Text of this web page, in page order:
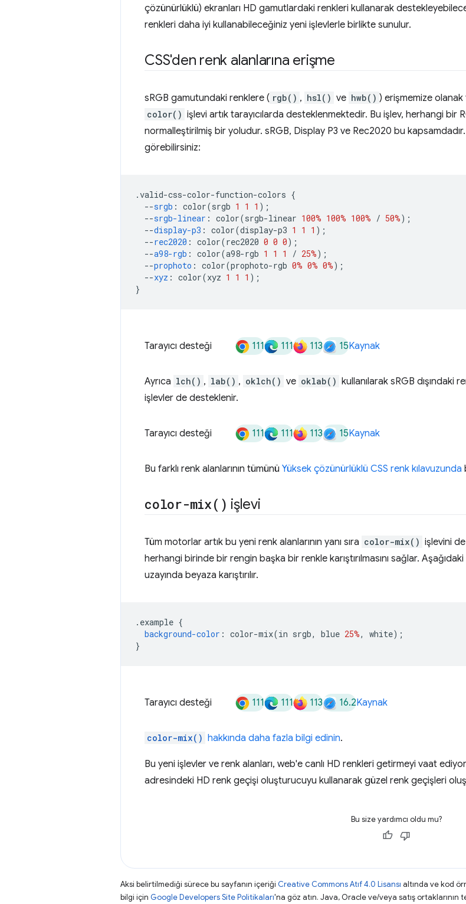
çözünürlüklü) ekranları HD gamutlardaki renkleri kullanarak
renkleri daha iyi kullanabileceğiniz yeni işlevlerle birlikte sunulur.
CSS'den renk alanlarına erişme
sRGB gamutundaki renklere ( rgb() , hsl() ve hwb() ) erişmemize
color() işlevi artık tarayıcılarda desteklenmektedir. Bu işlev, herhangi bir
normalleştirilmiş bir yoludur. sRGB, Display P3 ve Rec2020 bu
görebilirsiniz:
.valid-css-color-function-colors {
--srgb : color(srgb 1 1 1 );
--srgb-linear : color(srgb-linear 100% 100% 100% / 50%);
--display-p3 : color(display-p3 1 1 1 );
--rec2020 : color(rec2020 0 0 0);
--a98-rgb : color(a98-rgb 1 1 1 / 25%);
--prophoto : color(prophoto-rgb 0% 0% 0%);
--xyz : color(xyz 1 1 1 );
}
Tarayıcı desteği 111 111 113 15Kaynak
Ayrıca lch() , lab() , oklch() ve oklab() kullanılarak sRGB dışındaki
işlevler de desteklenir.
Tarayıcı desteği 111 111 113 15Kaynak
Bu farklı renk alanlarının tümünü Yüksek çözünürlüklü CSS renk kılavuzunda
color-mix( ) işlevi
Tüm motorlar artık bu yeni renk alanlarının yanı sıra color-mix() işlevini
herhangi birinde bir rengin başka bir renkle karıştırılmasını sağlar.
uzayında beyaza karıştırılır.
. example {
background-color : color-mix(in srgb, blue 25%, white);
}
Tarayıcı desteği 111 111 113 16.2Kaynak
color-mix() hakkında daha fazla bilgi edinin.
Bu yeni işlevler ve renk alanları, web'e canlı HD renkleri getirmeyi vaat
adresindeki HD renk geçişi oluşturucuyu kullanarak güzel renk geçişleri
Bu size yardımcı oldu mu?
Aksi belirtilmediği sürece bu sayfanın içeriği Creative Commons Atıf 4.0 Lisansı altında ve kod
bilgi için Google Developers Site Politikaları'na göz atın. Java, Oracle ve/veya satış ortaklarının